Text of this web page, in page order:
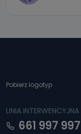
Pobierz logotyp
LINIA INTERWENCYJNA
661 997 997